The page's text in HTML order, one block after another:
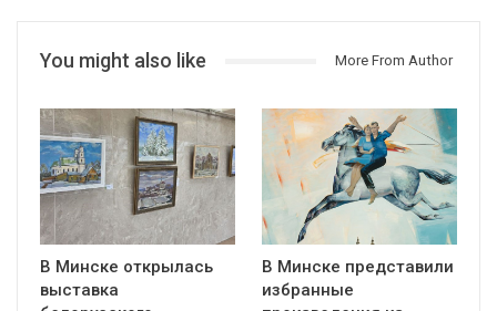
You might also like More From Author
В Минске открылась
выставка
В Минске представили
избранные